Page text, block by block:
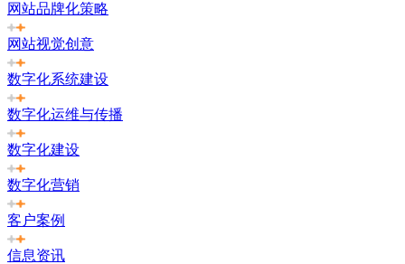
网站品牌化策略
网站视觉创意
数字化系统建设
数字化运维与传播
数字化建设
数字化营销
客户案例
信息资讯